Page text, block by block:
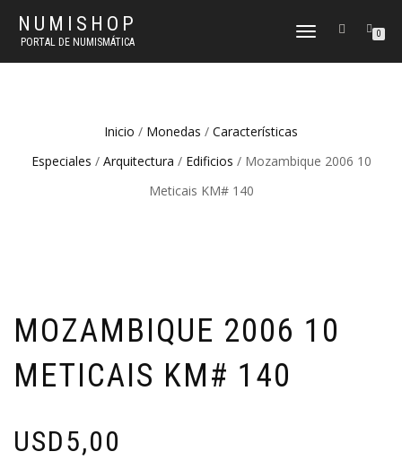
NUMISHOP
PORTAL DE NUMISMÁTICA
CAMBIAR
0
Inicio / Monedas / Características
Especiales / Arquitectura / Edificios / Mozambique 2006 10
Meticais KM# 140
MOZAMBIQUE 2006 10
METICAIS KM# 140
USD5,00